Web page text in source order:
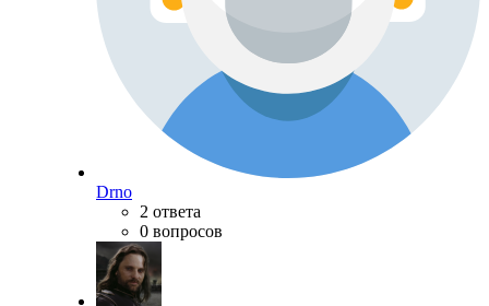
Drno
2 ответа
0 вопросов